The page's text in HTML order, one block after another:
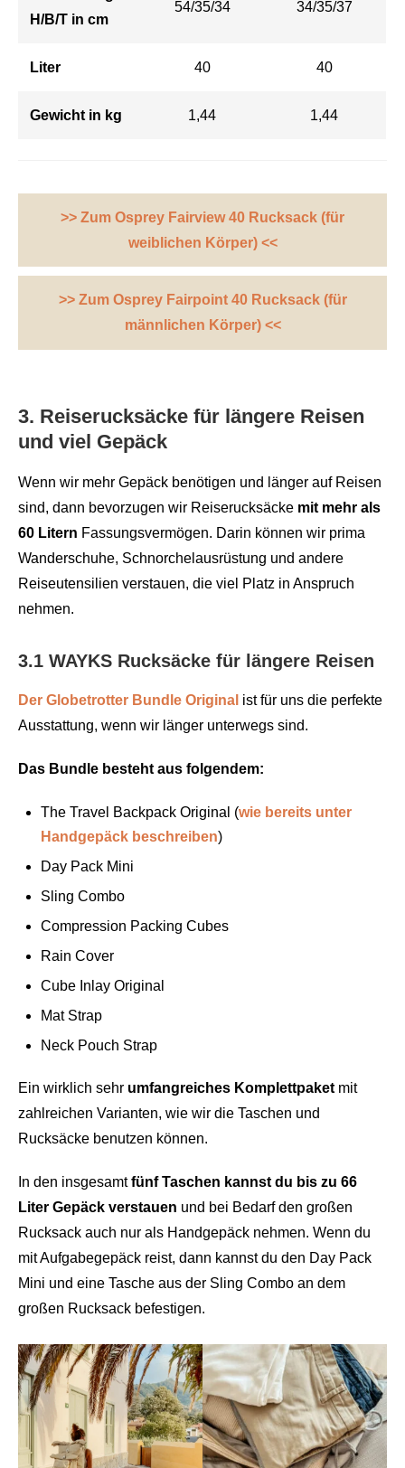
H/B/T in cm
54/35/34 34/35/37
Liter 40 40
Gewicht in kg 1,44 1,44
>> Zum Osprey Fairview 40 Rucksack (für
weiblichen Körper) <<
>> Zum Osprey Fairpoint 40 Rucksack (für
männlichen Körper) <<
3. Reiserucksäcke für längere Reisen
und viel Gepäck
Wenn wir mehr Gepäck benötigen und länger auf Reisen
sind, dann bevorzugen wir Reiserucksäcke mit mehr als
60 Litern Fassungsvermögen. Darin können wir prima
Wanderschuhe, Schnorchelausrüstung und andere
Reiseutensilien verstauen, die viel Platz in Anspruch
nehmen.
3.1 WAYKS Rucksäcke für längere Reisen
Der Globetrotter Bundle Original ist für uns die perfekte
Ausstattung, wenn wir länger unterwegs sind.
Das Bundle besteht aus folgendem:
The Travel Backpack Original (wie bereits unter
Handgepäck beschreiben)
Day Pack Mini
Sling Combo
Compression Packing Cubes
Rain Cover
Cube Inlay Original
Mat Strap
Neck Pouch Strap
Ein wirklich sehr umfangreiches Komplettpaket mit
zahlreichen Varianten, wie wir die Taschen und
Rucksäcke benutzen können.
In den insgesamtfünf Taschen kannst du bis zu 66
Liter Gepäck verstauen und bei Bedarf den großen
Rucksack auch nur als Handgepäck nehmen. Wenn du
mit Aufgabegepäck reist, dann kannst du den Day Pack
Mini und eine Tasche aus der Sling Combo an dem
großen Rucksack befestigen.